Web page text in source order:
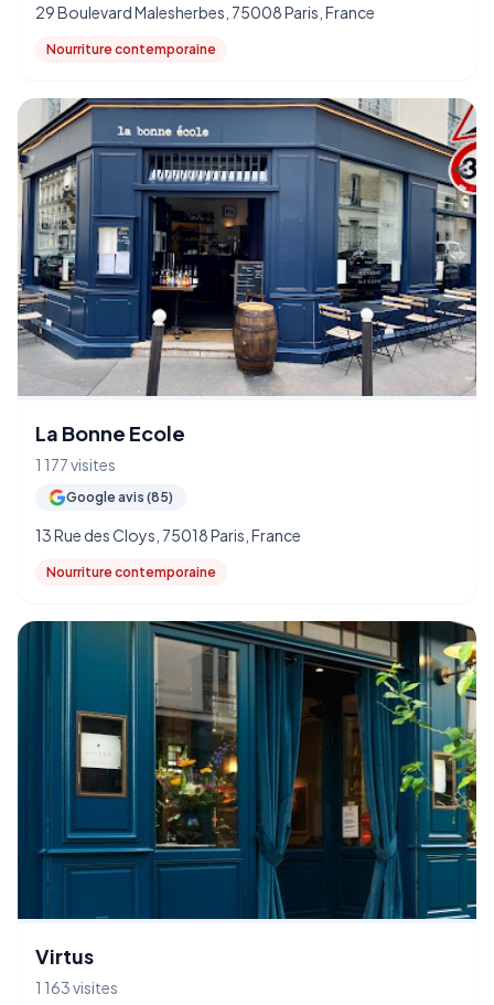
29 Boulevard Malesherbes, 75008 Paris, France
Nourriture contemporaine
La Bonne Ecole
1 177 visites
Google avis (85)
13 Rue des Cloys, 75018 Paris, France
Nourriture contemporaine
Virtus
1 163 visites